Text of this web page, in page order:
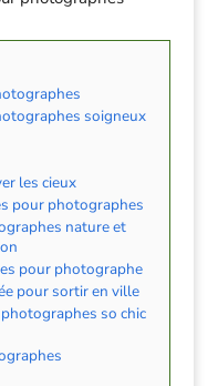
soigneux
les cieux
pour photographes
nature et
pour photographe
pour sortir en ville
so chic